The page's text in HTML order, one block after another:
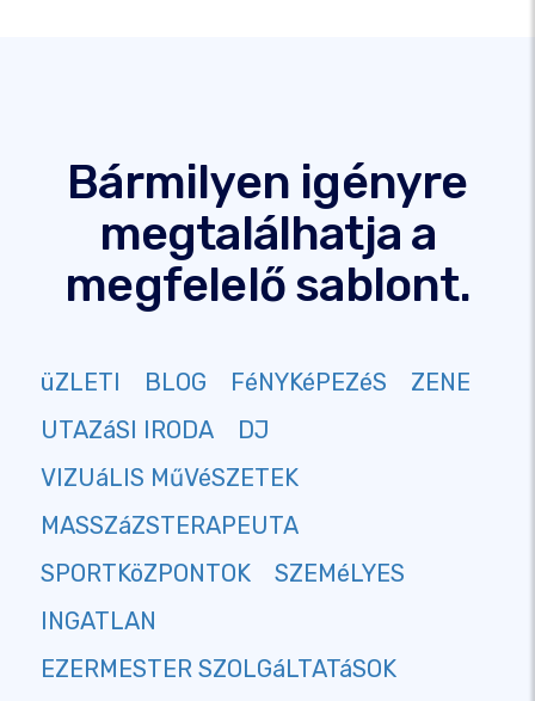
Bármilyen igényre
megtalálhatja a
megfelelő sablont.
üZLETI BLOG FéNYKéPEZéS
ZENE
UTAZáSI IRODA
DJ
VIZUáLIS MűVéSZETEK
MASSZáZSTERAPEUTA
SPORTKöZPONTOK
SZEMéLYES
INGATLAN
EZERMESTER SZOLGáLTATáSOK